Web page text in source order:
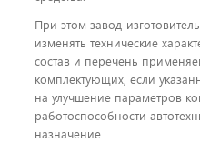
При этом завод-
изменять технические
состав и перечень
комплектующих, если
на улучшение параметров
работоспособности
назначение.